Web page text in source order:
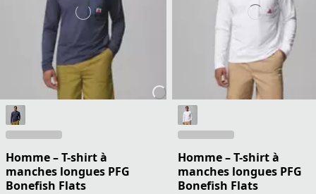
Homme – T-shirt à
manches longues PFG
Bonefish Flats
Homme – T-shirt à
manches longues PFG
Bonefish Flats